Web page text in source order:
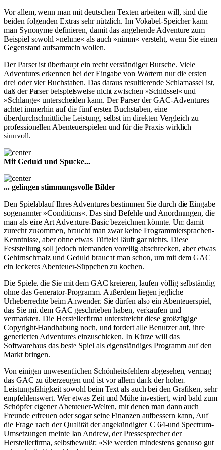
Vor allem, wenn man mit deutschen Texten arbeiten will, sind die
beiden folgenden Extras sehr nützlich. Im Vokabel-Speicher kann
man Synonyme definieren, damit das angehende Adventure zum
Beispiel sowohl »nehme« als auch »nimm« versteht, wenn Sie einen
Gegenstand aufsammeln wollen.
Der Parser ist überhaupt ein recht verständiger Bursche. Viele
Adventures erkennen bei der Eingabe von Wörtern nur die ersten
drei oder vier Buchstaben. Das daraus resultierende Schlamassel ist,
daß der Parser beispielsweise nicht zwischen »Schlüssel« und
»Schlange« unterscheiden kann. Der Parser der GAC-Adventures
achtet immerhin auf die fünf ersten Buchstaben, eine
überdurchschnittliche Leistung, selbst im direkten Vergleich zu
professionellen Abenteuerspielen und für die Praxis wirklich
sinnvoll.
Mit Geduld und Spucke...
... gelingen stimmungsvolle Bilder
Den Spielablauf Ihres Adventures bestimmen Sie durch die Eingabe
sogenannter »Conditions«. Das sind Befehle und Anordnungen, die
man als eine Art Adventure-Basic bezeichnen könnte. Um damit
zurecht zukommen, braucht man zwar keine Programmiersprachen-
Kenntnisse, aber ohne etwas Tüftelei läuft gar nichts. Diese
Feststellung soll jedoch niemanden voreilig abschrecken, aber etwas
Gehirnschmalz und Geduld braucht man schon, um mit dem GAC
ein leckeres Abenteuer-Süppchen zu kochen.
Die Spiele, die Sie mit dem GAC kreieren, laufen völlig selbständig
ohne das Generator-Programm. Außerdem liegen jegliche
Urheberrechte beim Anwender. Sie dürfen also ein Abenteuerspiel,
das Sie mit dem GAC geschrieben haben, verkaufen und
vermarkten. Die Herstellerfirma unterstreicht diese großzügige
Copyright-Handhabung noch, und fordert alle Benutzer auf, ihre
generierten Adventures einzuschicken. In Kürze will das
Softwarehaus das beste Spiel als eigenständiges Programm auf den
Markt bringen.
Von einigen unwesentlichen Schönheitsfehlern abgesehen, vermag
das GAC zu überzeugen und ist vor allem dank der hohen
Leistungsfähigkeit sowohl beim Text als auch bei den Grafiken, sehr
empfehlenswert. Wer etwas Zeit und Mühe investiert, wird bald zum
Schöpfer eigener Abenteuer-Welten, mit denen man dann auch
Freunde erfreuen oder sogar seine Finanzen aufbessern kann, Auf
die Frage nach der Qualität der angekündigten C 64-und Spectrum-
Umsetzungen meinte Ian Andrew, der Pressesprecher der
Herstellerfirma, selbstbewußt: »Sie werden mindestens genauso gut